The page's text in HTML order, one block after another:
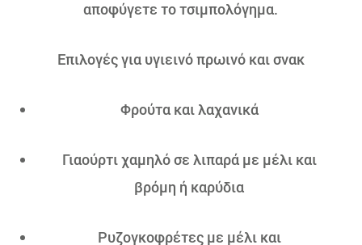
αποφύγετε το τσιμπολόγημα.
Επιλογές για υγιεινό πρωινό και σνακ
Φρούτα και λαχανικά
Γιαούρτι χαμηλό σε λιπαρά με μέλι και
βρόμη ή καρύδια
Ρυζογκοφρέτες με μέλι και